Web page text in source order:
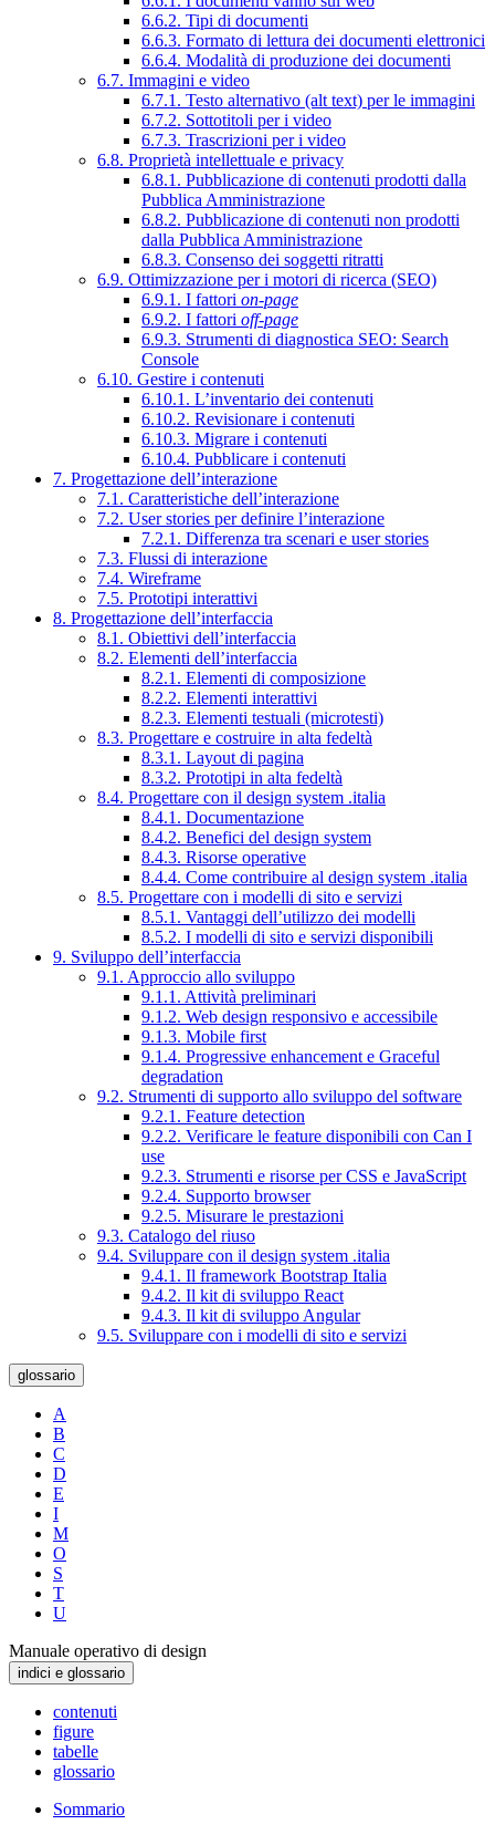
6.6.2. Tipi di documenti
6.6.3. Formato di lettura dei documenti elettronici
6.6.4. Modalità di produzione dei documenti
6.7. Immagini e video
6.7.1. Testo alternativo (alt text) per le immagini
6.7.2. Sottotitoli per i video
6.7.3. Trascrizioni per i video
6.8. Proprietà intellettuale e privacy
6.8.1. Pubblicazione di contenuti prodotti dalla
Pubblica Amministrazione
6.8.2. Pubblicazione di contenuti non prodotti
dalla Pubblica Amministrazione
6.8.3. Consenso dei soggetti ritratti
6.9. Ottimizzazione per i motori di ricerca (SEO)
6.9.1. I fattori on-page
6.9.2. I fattori off-page
6.9.3. Strumenti di diagnostica SEO: Search
Console
6.10. Gestire i contenuti
6.10.1. L’inventario dei contenuti
6.10.2. Revisionare i contenuti
6.10.3. Migrare i contenuti
6.10.4. Pubblicare i contenuti
7. Progettazione dell’interazione
7.1. Caratteristiche dell’interazione
7.2. User stories per definire l’interazione
7.2.1. Differenza tra scenari e user stories
7.3. Flussi di interazione
7.4. Wireframe
7.5. Prototipi interattivi
8. Progettazione dell’interfaccia
8.1. Obiettivi dell’interfaccia
8.2. Elementi dell’interfaccia
8.2.1. Elementi di composizione
8.2.2. Elementi interattivi
8.2.3. Elementi testuali (microtesti)
8.3. Progettare e costruire in alta fedeltà
8.3.1. Layout di pagina
8.3.2. Prototipi in alta fedeltà
8.4. Progettare con il design system .italia
8.4.1. Documentazione
8.4.2. Benefici del design system
8.4.3. Risorse operative
8.4.4. Come contribuire al design system .italia
8.5. Progettare con i modelli di sito e servizi
8.5.1. Vantaggi dell’utilizzo dei modelli
8.5.2. I modelli di sito e servizi disponibili
9. Sviluppo dell’interfaccia
9.1. Approccio allo sviluppo
9.1.1. Attività preliminari
9.1.2. Web design responsivo e accessibile
9.1.3. Mobile first
9.1.4. Progressive enhancement e Graceful
degradation
9.2. Strumenti di supporto allo sviluppo del software
9.2.1. Feature detection
9.2.2. Verificare le feature disponibili con Can I
use
9.2.3. Strumenti e risorse per CSS e JavaScript
9.2.4. Supporto browser
9.2.5. Misurare le prestazioni
9.3. Catalogo del riuso
9.4. Sviluppare con il design system .italia
9.4.1. Il framework Bootstrap Italia
9.4.2. Il kit di sviluppo React
9.4.3. Il kit di sviluppo Angular
9.5. Sviluppare con i modelli di sito e servizi
glossario
A
B
C
D
E
I
M
O
S
T
U
Manuale operativo di design
indici e glossario
contenuti
figure
tabelle
glossario
Sommario